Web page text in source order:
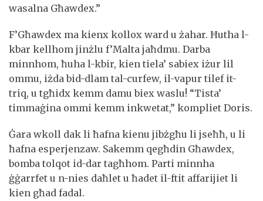
wasalna Għawdex.”
F’Għawdex ma kienx kollox ward u żahar. Ħutha l-
kbar kellhom jinżlu f’Malta jaħdmu. Darba
minnhom, ħuha l-kbir, kien tiela’ sabiex iżur lil
ommu, iżda bid-dlam tal-curfew, il-vapur tilef it-
triq, u tgħidx kemm damu biex waslu! “Tista’
timmaġina ommi kemm inkwetat,” kompliet Doris.
Ġara wkoll dak li ħafna kienu jibżgħu li jseħħ, u li
ħafna esperjenzaw. Sakemm qegħdin Għawdex,
bomba tolqot id-dar tagħhom. Parti minnha
ġġarrfet u n-nies daħlet u ħadet il-ftit affarijiet li
kien għad fadal.